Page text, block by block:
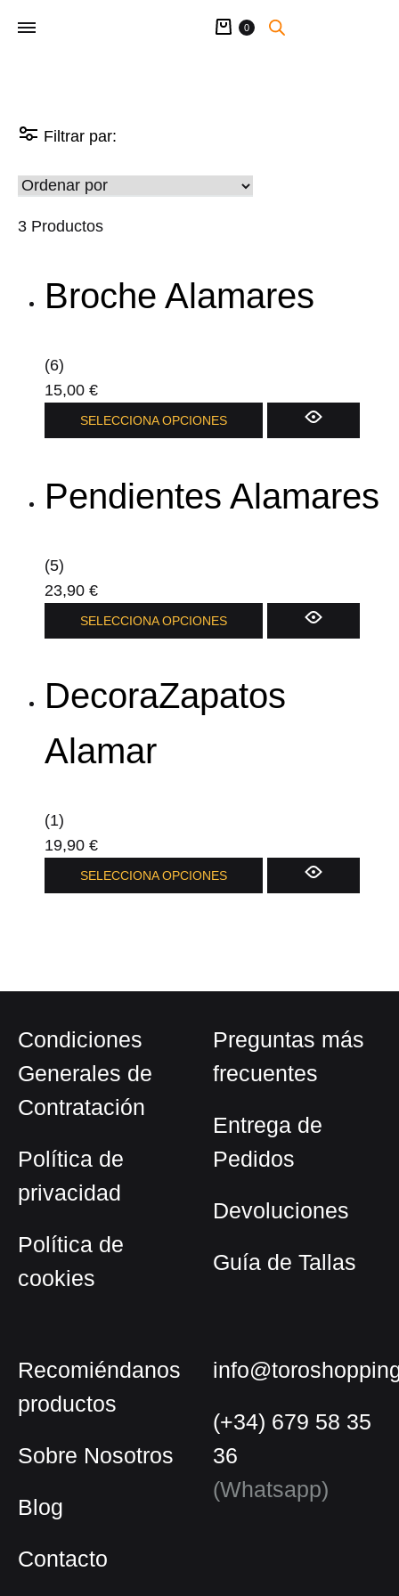
Carrito
0
Filtrar par:
3 Productos
Broche Alamares
(6)
15,00 €
SELECCIONA OPCIONES
Pendientes Alamares
(5)
23,90 €
SELECCIONA OPCIONES
DecoraZapatos
Alamar
(1)
19,90 €
SELECCIONA OPCIONES
Condiciones
Generales de
Contratación
Política de
privacidad
Política de
cookies
Preguntas más
frecuentes
Entrega de
Pedidos
Devoluciones
Guía de Tallas
Recomiéndanos
productos
Sobre Nosotros
Blog
Contacto
(+34) 679 58 35
36
(Whatsapp)
Español